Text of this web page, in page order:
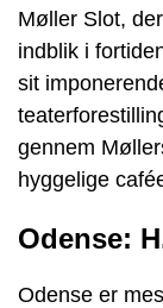
Møller Slot,
indblik i
sit
gennem
hyggelige
Odense:
Odense er